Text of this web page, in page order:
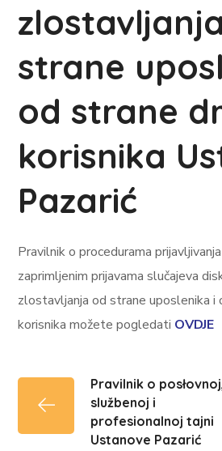
strane
od strane
korisnika
Pazarić
Pravilnik o procedurama
zaprimljenim prijavama slučajeva
zlostavljanja od strane uposlenika i
korisnika možete pogledati OVDJE
Pravilnik o
službenoj i
profesionalnoj tajni
Ustanove Pazarić